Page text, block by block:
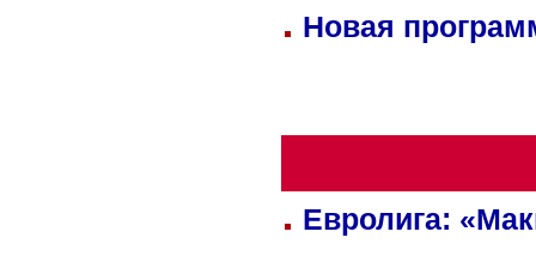
Новая
Евролига: